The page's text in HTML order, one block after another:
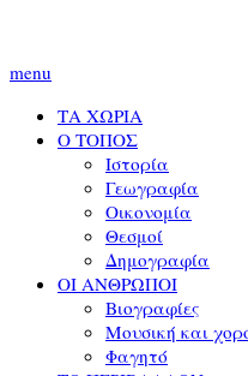
menu
ΤΑ ΧΩΡΙΑ
Ο ΤΟΠΟΣ
Ιστορία
Γεωγραφία
Οικονομία
Θεσμοί
Δημογραφία
ΟΙ ΑΝΘΡΩΠΟΙ
Βιογραφίες
Μουσική και
Φαγητό